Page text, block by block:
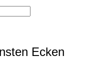
Ecken